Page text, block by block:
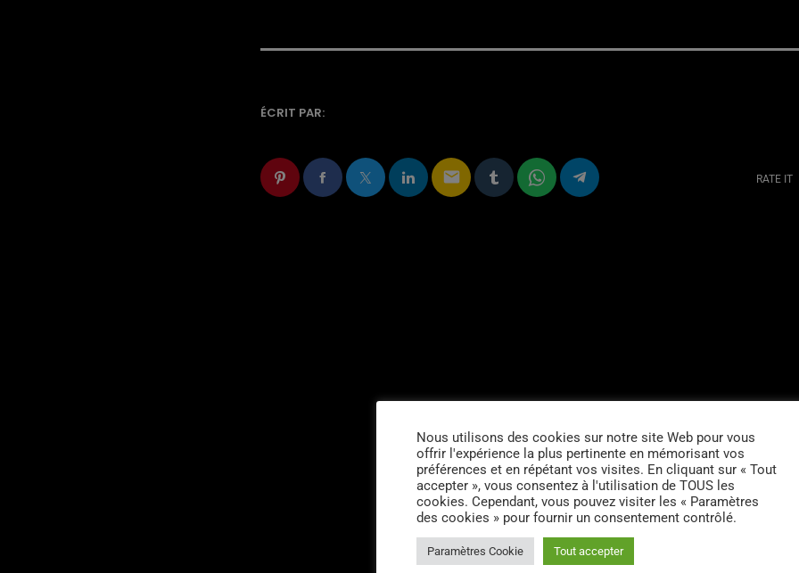
ÉCRIT PAR:
email RATE IT
Nous utilisons des cookies sur notre site Web pour vous
offrir l'expérience la plus pertinente en mémorisant vos
préférences et en répétant vos visites. En cliquant sur « Tout
accepter », vous consentez à l'utilisation de TOUS les
cookies. Cependant, vous pouvez visiter les « Paramètres
des cookies » pour fournir un consentement contrôlé.
Paramètres Cookie Tout accepter